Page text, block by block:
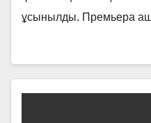
ұсынылды. Премьера